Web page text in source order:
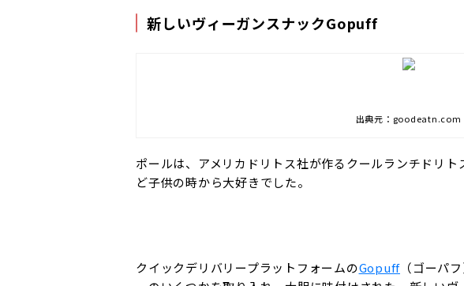
新しいヴィーガンスナックGopuff
出典元：goodeatn.com
ポールは、アメリカドリトス社が作るクールランチドリ
ど子供の時から大好きでした。
クイックデリバリープラットフォームのGopuff （ゴーパフ